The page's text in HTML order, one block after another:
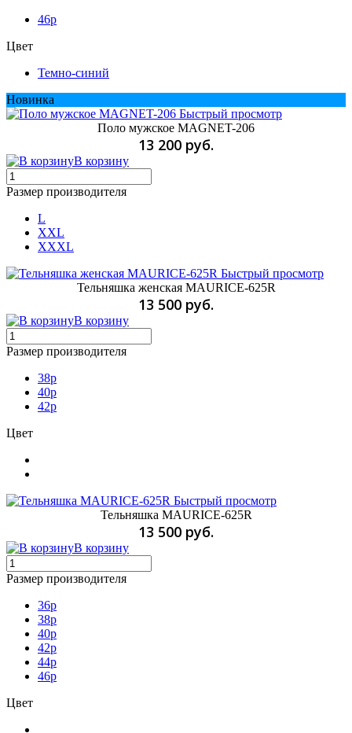
46p
Цвет
Темно-синий
Новинка
Быстрый просмотр
Поло мужское MAGNET-206
13 200 руб.
В корзину
Размер производителя
L
XXL
XXXL
Быстрый просмотр
Тельняшка женская MAURICE-625R
13 500 руб.
В корзину
Размер производителя
38р
40р
42р
Цвет
Быстрый просмотр
Тельняшка MAURICE-625R
13 500 руб.
В корзину
Размер производителя
36p
38p
40p
42p
44p
46p
Цвет